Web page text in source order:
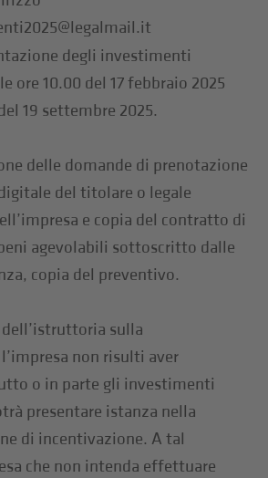
degli investimenti
ore 10.00 del 17 febbraio 2025
19 settembre 2025.
delle domande di prenotazione
del titolare o legale
e copia del contratto di
agevolabili sottoscritto dalle
copia del preventivo.
sulla
non risulti aver
o in parte gli investimenti
presentare istanza nella
di incentivazione. A tal
che non intenda effettuare